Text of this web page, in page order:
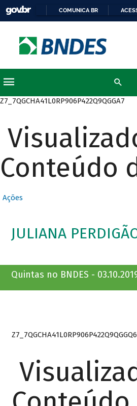
COMUNICA BR
Z7_7QGCHA41L0RP906P422Q9QGGA7
Conteúdo
Ações
JULIANA
Quintas no BNDES -
Z7_7QGCHA41L0RP906P422Q9QGGQ6